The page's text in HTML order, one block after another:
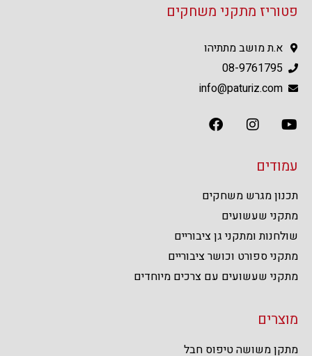
פטוריז מתקני משחקים
א.ת מושב מתתיהו
08-9761795
info@paturiz.com
עמודים
תכנון מגרש משחקים
מתקני שעשועים
שולחנות ומתקני גן ציבוריים
מתקני ספורט וכושר ציבוריים
מתקני שעשועים עם צרכים מיוחדים
מוצרים
מתקן משושה טיפוס חבל